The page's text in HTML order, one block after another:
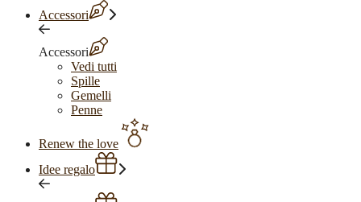
Accessori
Accessori
Vedi tutti
Spille
Gemelli
Penne
Renew the love
Idee regalo